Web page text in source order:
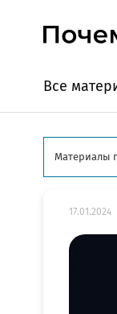
Все
Материалы
17.01.2024